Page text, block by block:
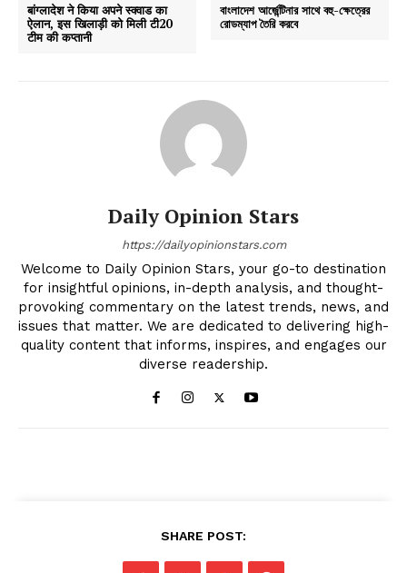
बांग्लादेश ने किया अपने स्क्वाड का
ऐलान, इस खिलाड़ी को मिली टी20
टीम की कप्तानी
বাংলাদেশ আর্জেন্টিনার সাথে বহু-ক্ষেত্রের
রোডম্যাপ তৈরি করবে
Daily Opinion Stars
https://dailyopinionstars.com
Welcome to Daily Opinion Stars, your go-to destination
for insightful opinions, in-depth analysis, and thought-
provoking commentary on the latest trends, news, and
issues that matter. We are dedicated to delivering high-
quality content that informs, inspires, and engages our
diverse readership.
SHARE POST: